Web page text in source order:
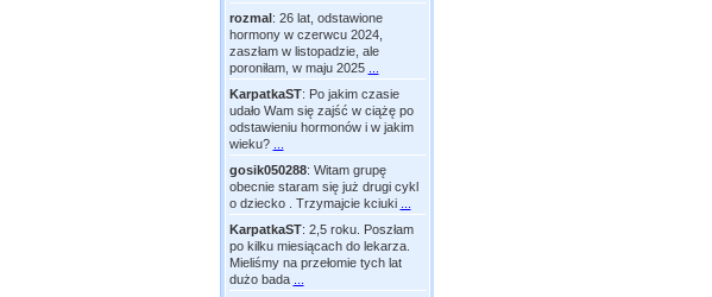
rozmal: 26 lat, odstawione
hormony w czerwcu 2024,
zaszłam w listopadzie, ale
poroniłam, w maju 2025
KarpatkaST: Po jakim czasie
udało Wam się zajść w ciążę po
odstawieniu hormonów i w jakim
wieku?
gosik050288: Witam grupę
obecnie staram się już drugi cykl
o dziecko . Trzymajcie kciuki
KarpatkaST: 2,5 roku. Poszłam
po kilku miesiącach do lekarza.
Mieliśmy na przełomie tych lat
dużo bada